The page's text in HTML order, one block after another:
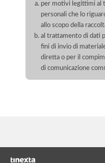
per motivi legittimi al
personali che lo
allo scopo della
al trattamento di dati
fini di invio di
diretta o per il
di comunicazione